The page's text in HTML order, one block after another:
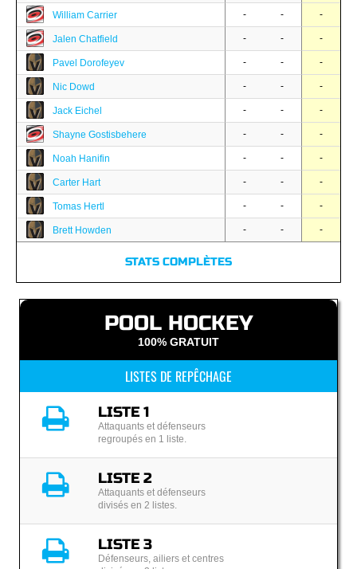
William Carrier - - -
Jalen Chatfield - - -
Pavel Dorofeyev - - -
Nic Dowd - - -
Jack Eichel - - -
Shayne Gostisbehere - - -
Noah Hanifin - - -
Carter Hart - - -
Tomas Hertl - - -
Brett Howden - - -
STATS COMPLÈTES
POOL HOCKEY
100% GRATUIT
LISTES DE REPÊCHAGE
LISTE 1
Attaquants et défenseurs
regroupés en 1 liste.
LISTE 2
Attaquants et défenseurs
divisés en 2 listes.
LISTE 3
Défenseurs, ailiers et centres